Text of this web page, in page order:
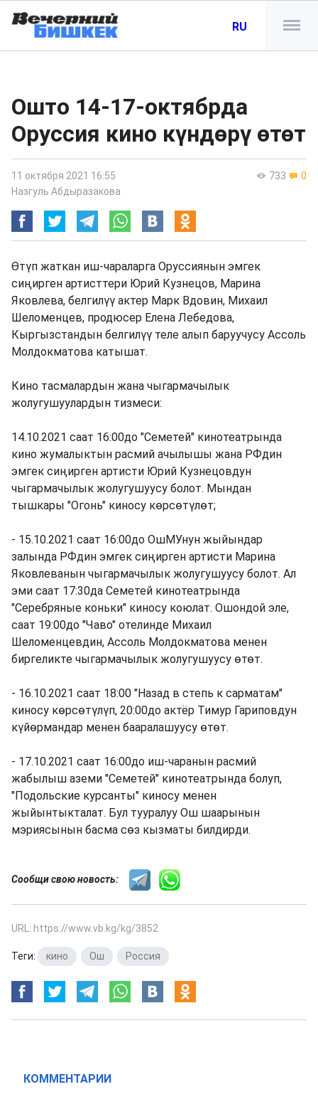
RU
Ошто 14-17-октябрда
Оруссия кино күндөрү өтөт
733 0
11 октября 2021 16:55
Назгуль Абдыразакова
Өтүп жаткан иш-чараларга Оруссиянын эмгек
сиңирген артисттери Юрий Кузнецов, Марина
Яковлева, белгилүү актер Марк Вдовин, Михаил
Шеломенцев, продюсер Елена Лебедова,
Кыргызстандын белгилүү теле алып баруучусу Ассоль
Молдокматова катышат.
Кино тасмалардын жана чыгармачылык
жолугушуулардын тизмеси:
14.10.2021 саат 16:00до "Семетей" кинотеатрында
кино жумалыктын расмий ачылышы жана РФдин
эмгек сиңирген артисти Юрий Кузнецовдун
чыгармачылык жолугушуусу болот. Мындан
тышкары "Огонь" киносу көрсөтүлөт;
- 15.10.2021 саат 16:00до ОшМУнун жыйындар
залында РФдин эмгек сиңирген артисти Марина
Яковлеванын чыгармачылык жолугушуусу болот. Ал
эми саат 17:30да Семетей кинотеатрында
"Серебряные коньки" киносу коюлат. Ошондой эле,
саат 19:00до "Чаво" отелинде Михаил
Шеломенцевдин, Ассоль Молдокматова менен
биргеликте чыгармачылык жолугушуусу өтөт.
- 16.10.2021 саат 18:00 "Назад в степь к сарматам"
киносу көрсөтүлүп, 20:00до актёр Тимур Гариповдун
күйөрмандар менен бааралашуусу өтөт.
- 17.10.2021 саат 16:00до иш-чаранын расмий
жабылыш аземи "Семетей" кинотеатрында болуп,
"Подольские курсанты" киносу менен
жыйынтыкталат. Бул тууралуу Ош шаарынын
мэриясынын басма сөз кызматы билдирди.
Сообщи свою новость:
URL: https://www.vb.kg/kg/3852
Теги: кино Ош Россия
КОММЕНТАРИИ